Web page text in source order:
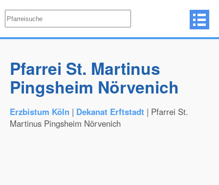
Pfarrei St. Martinus
Pingsheim Nörvenich
Erzbistum Köln | Dekanat Erftstadt | Pfarrei St.
Martinus Pingsheim Nörvenich